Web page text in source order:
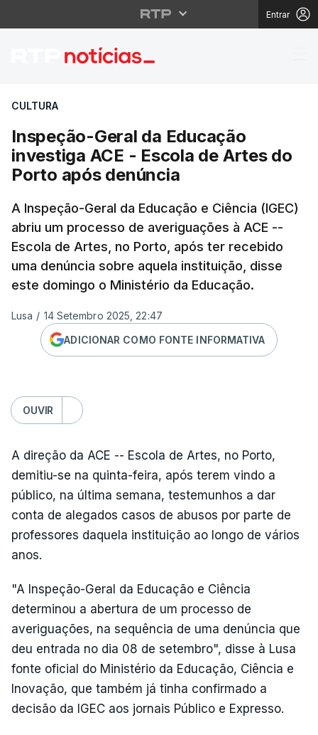
Entrar
Inspeção-Geral da
CULTURA
Inspeção-Geral da Educação
investiga ACE - Escola de Artes do
Porto após denúncia
A Inspeção-Geral da Educação e Ciência (IGEC)
abriu um processo de averiguações à ACE --
Escola de Artes, no Porto, após ter recebido
uma denúncia sobre aquela instituição, disse
este domingo o Ministério da Educação.
Lusa / 14 Setembro 2025, 22:47
ADICIONAR COMO FONTE INFORMATIVA
OUVIR
A direção da ACE -- Escola de Artes, no Porto,
demitiu-se na quinta-feira, após terem vindo a
público, na última semana, testemunhos a dar
conta de alegados casos de abusos por parte de
professores daquela instituição ao longo de vários
anos.
"A Inspeção-Geral da Educação e Ciência
determinou a abertura de um processo de
averiguações, na sequência de uma denúncia que
deu entrada no dia 08 de setembro", disse à Lusa
fonte oficial do Ministério da Educação, Ciência e
Inovação, que também já tinha confirmado a
decisão da IGEC aos jornais Público e Expresso.